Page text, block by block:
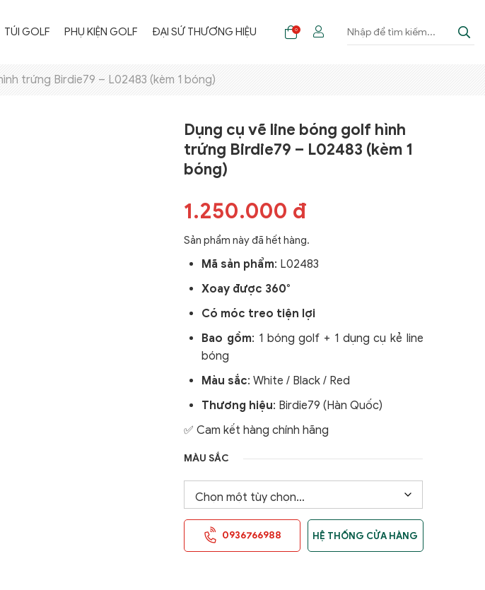
TÚI GOLF PHỤ KIỆN GOLF ĐẠI SỨ THƯƠNG HIỆU 0
trứng Birdie79 – L02483 (kèm 1 bóng)
Dụng cụ vẽ line bóng golf hình
trứng Birdie79 – L02483 (kèm 1
bóng)
1.250.000 đ
Sản phẩm này đã hết hàng.
Mã sản phẩm: L02483
Xoay được 360°
Có móc treo tiện lợi
Bao gồm: 1 bóng golf + 1 dụng cụ kẻ line
bóng
Màu sắc: White / Black / Red
Thương hiệu: Birdie79 (Hàn Quốc)
✅ Cam kết hàng chính hãng
MÀU SẮC
0936766988 HỆ THỐNG CỬA HÀNG